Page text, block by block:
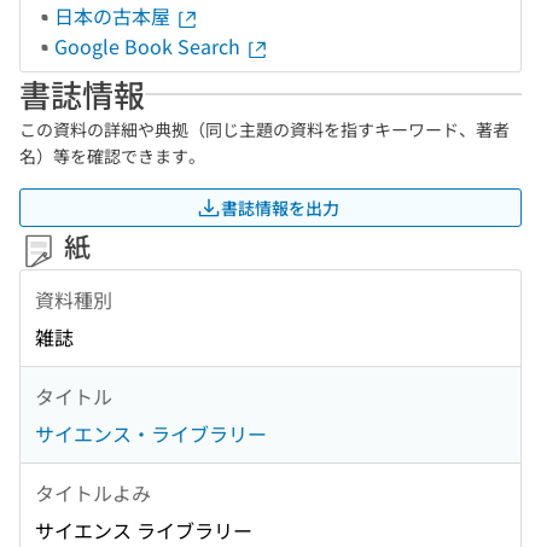
日本の古本屋
Google Book Search
書誌情報
この資料の詳細や典拠（同じ主題の資料を指すキーワード、著者
名）等を確認できます。
書誌情報を出力
紙
資料種別
雑誌
タイトル
サイエンス・ライブラリー
タイトルよみ
サイエンス ライブラリー